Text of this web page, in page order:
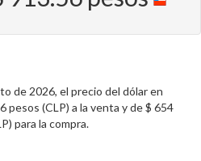
de 2026, el precio del dólar en
pesos (CLP) a la venta y de $ 654
para la compra.